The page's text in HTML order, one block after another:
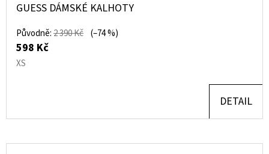
GUESS DÁMSKÉ KALHOTY
Původně:2 390 Kč (–74 %)
598 Kč
XS
DETAIL